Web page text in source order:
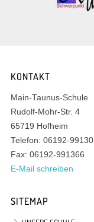
KONTAKT
Main-Taunus-Schule
Rudolf-Mohr-Str. 4
65719 Hofheim
Telefon: 06192-99130
Fax: 06192-991366
E-Mail schreiben
SITEMAP